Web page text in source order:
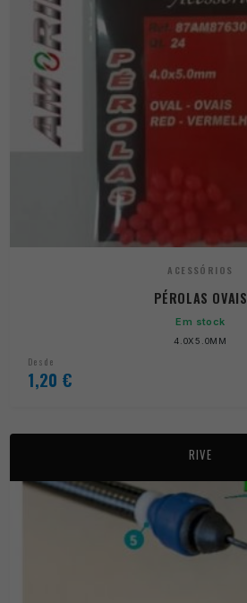
ACESSÓRIOS
PÉROLAS OVAIS
Em stock
4.0X5.0MM
Desde
1,20 €
RIVE